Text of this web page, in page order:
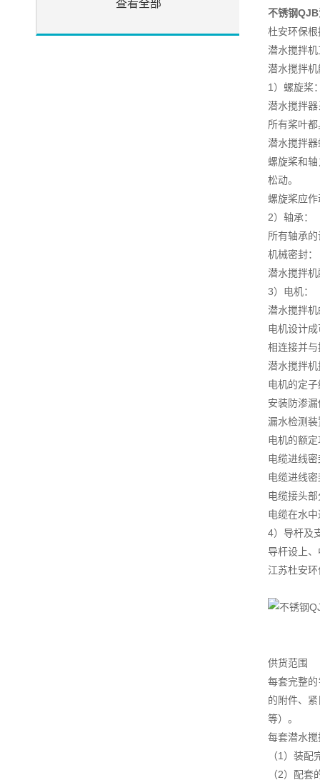
查看全部
不锈钢
杜安环保
潜水搅拌
潜水搅拌
1）螺旋桨
潜水搅拌
所有桨叶
潜水搅拌
螺旋桨和
松动。
螺旋桨应
2）轴承：
所有轴承
机械密封：
潜水搅拌
3）电机：
潜水搅拌
电机设计
相连接并
潜水搅拌
电机的定
安装防渗
漏水检测
电机的额
电缆进线
电缆进线
电缆接头
电缆在水
4）导杆及
导杆设上
江苏杜安
供货范围
每套完整
的附件、
等）。
每套潜水
（1）装
（2）配套